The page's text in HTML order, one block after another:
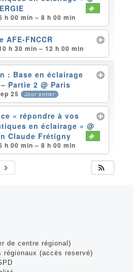
h 00 min – 8 h 00 min
AFE-FNCCR
h 30 min – 12 h 00 min
: Base en éclairage
Partie 2@ Paris
25 Jour entier
« répondre à vos
en éclairage »@
Claude Frétigny
h 00 min – 8 h 00 min
de centre régional)
régionaux (accès reservé)